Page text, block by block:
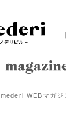
mederi WEBマガジ